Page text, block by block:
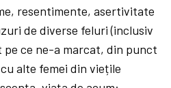
resentimente, asertivitate
de diverse feluri (inclusiv
pe ce ne-a marcat, din punct
alte femei din viețile